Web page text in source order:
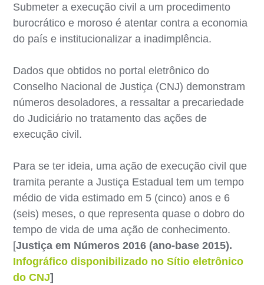
Submeter a execução civil a um procedimento
burocrático e moroso é atentar contra a economia
do país e institucionalizar a inadimplência.
Dados que obtidos no portal eletrônico do
Conselho Nacional de Justiça (CNJ) demonstram
números desoladores, a ressaltar a precariedade
do Judiciário no tratamento das ações de
execução civil.
Para se ter ideia, uma ação de execução civil que
tramita perante a Justiça Estadual tem um tempo
médio de vida estimado em 5 (cinco) anos e 6
(seis) meses, o que representa quase o dobro do
tempo de vida de uma ação de conhecimento.
[Justiça em Números 2016 (ano-base 2015).
Infográfico disponibilizado no Sítio eletrônico
do CNJ]